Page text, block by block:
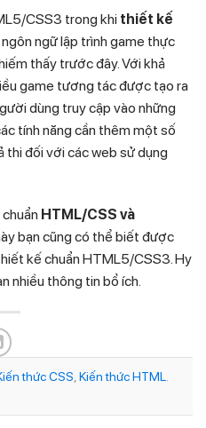
CSS3 trong khi thiết kế
ngữ lập trình game thực
thấy trước đây. Với khả
game tương tác được tạo ra
dùng truy cập vào những
tính năng cần thêm một số
thi đối với các web sử dụng
HTML/CSS và
bạn cũng có thể biết được
kế chuẩn HTML5/CSS3. Hy
nhiều thông tin bổ ích.
thức CSS Kiến thức HTML